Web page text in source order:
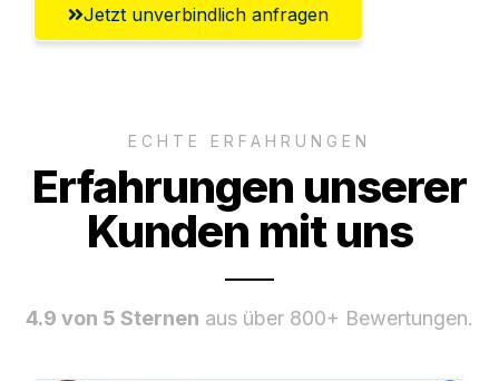
Jetzt unverbindlich anfragen
ECHTE ERFAHRUNGEN
Erfahrungen unserer
Kunden mit uns
4.9 von 5 Sternen aus über 800+ Bewertungen.